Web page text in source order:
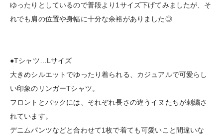
ゆったりとしているので普段より1サイズ下げてみましたが、そ
れでも肩の位置や身幅に十分な余裕がありました◎
●Tシャツ…Lサイズ
大きめシルエットでゆったり着られる、カジュアルで可愛らし
い印象のリンガーTシャツ。
フロントとバックには、それぞれ長さの違うイヌたちが刺繍さ
れています。
デニムパンツなどと合わせて1枚で着ても可愛いこと間違いな